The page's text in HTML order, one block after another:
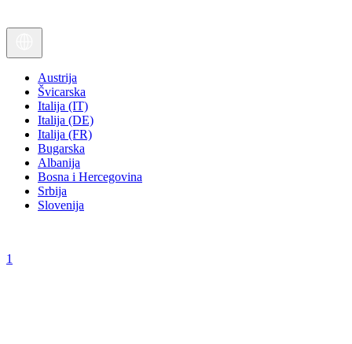
Austrija
Švicarska
Italija (IT)
Italija (DE)
Italija (FR)
Bugarska
Albanija
Bosna i Hercegovina
Srbija
Slovenija
1